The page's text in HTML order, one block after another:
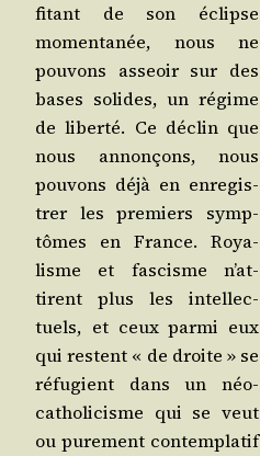
fi­tant de son éclipse
momen­ta­née, nous ne
pou­vons asseoir sur des
bases solides, un régime
de liber­té. Ce déclin que
nous annon­çons, nous
pou­vons déjà en enre­gis­
trer les pre­miers symp­
tômes en France. Roya­
lisme et fas­cisme n’at­
tirent plus les intel­lec­
tuels, et ceux par­mi eux
qui res­tent « de droite » se
réfu­gient dans un néo-
catho­li­cisme qui se veut
ou pure­ment contem­pla­tif